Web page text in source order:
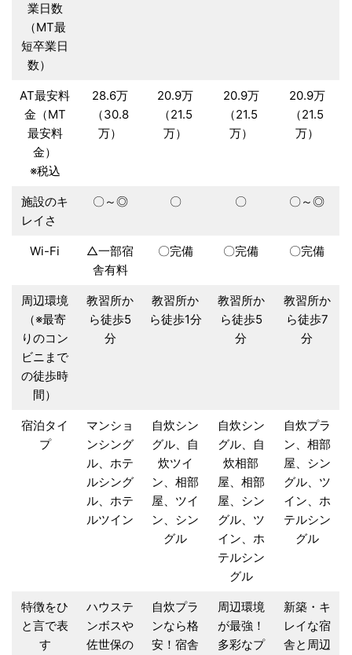
業日数
（MT最
短卒業日
数）
AT最安料
金（MT
最安料
金）
※税込
28.6万
（30.8
万）
20.9万
（21.5
万）
20.9万
（21.5
万）
20.9万
（21.5
万）
施設のキ
レイさ
〇～◎ 〇 〇 〇～◎
Wi-Fi
△一部宿
舎有料
〇完備 〇完備 〇完備
周辺環境
（※最寄
りのコン
ビニまで
の徒歩時
間）
教習所か
ら徒歩5
分
教習所か
ら徒歩1分
教習所か
ら徒歩5
分
教習所か
ら徒歩7
分
宿泊タイ
プ
マンショ
ンシング
ル、ホテ
ルシング
ル、ホテ
ルツイン
自炊シン
グル、自
炊ツイ
ン、相部
屋、ツイ
ン、シン
グル
自炊シン
グル、自
炊相部
屋、相部
屋、シン
グル、ツ
イン、ホ
テルシン
グル
自炊プラ
ン、相部
屋、シン
グル、ツ
イン、ホ
テルシン
グル
特徴をひ
と言で表
す
ハウステ
ンボスや
佐世保の
自炊プラ
ンなら格
安！宿舎
周辺環境
が最強！
多彩なプ
新築・キ
レイな宿
舎と周辺